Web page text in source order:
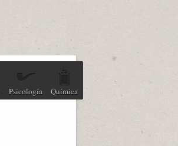
Psicología Química